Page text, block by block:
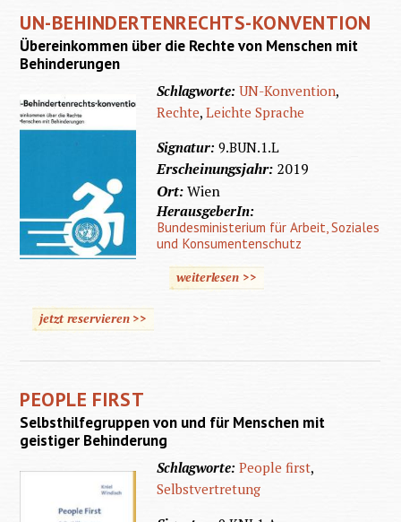
UN-BEHINDERTENRECHTS-KONVENTION
Übereinkommen über die Rechte von Menschen mit
Behinderungen
Schlagworte:UN-Konvention,
Rechte,Leichte Sprache
Signatur:9.BUN.1.L
Erscheinungsjahr: 2019
Ort:Wien
HerausgeberIn:
Bundesministerium für Arbeit, Soziales
und Konsumentenschutz
weiterlesen >>
jetzt reservieren >>
PEOPLE FIRST
Selbsthilfegruppen von und für Menschen mit
geistiger Behinderung
Schlagworte:People first,
Selbstvertretung